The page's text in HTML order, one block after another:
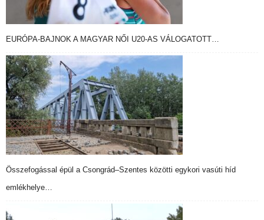
EURÓPA-BAJNOK A MAGYAR NŐI U20-AS VÁLOGATOTT…
Összefogással épül a Csongrád–Szentes közötti egykori vasúti híd
emlékhelye…